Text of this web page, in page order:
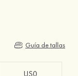
Guía de tallas